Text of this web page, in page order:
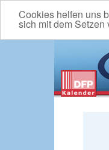
Cookies helfen uns
sich mit dem